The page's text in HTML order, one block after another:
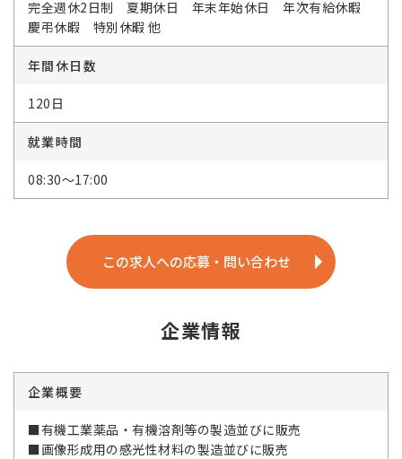
完全週休2日制 夏期休日 年末年始休日 年次有給休暇
慶弔休暇 特別休暇 他
年間休日数
120日
就業時間
08:30～17:00
この求人への応募・問い合わせ
企業情報
企業概要
■有機工業薬品・有機溶剤等の製造並びに販売
■画像形成用の感光性材料の製造並びに販売